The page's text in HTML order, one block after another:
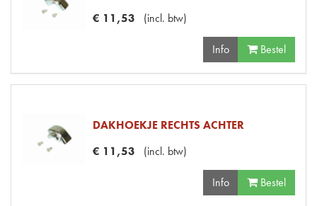
€ 11,53 (incl. btw)
Info Bestel
DAKHOEKJE RECHTS ACHTER
€ 11,53 (incl. btw)
Info Bestel